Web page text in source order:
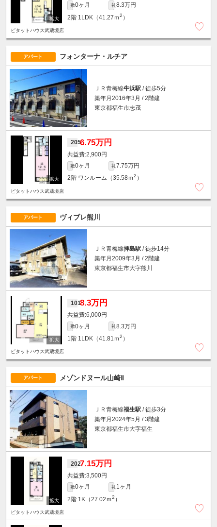
敷0ヶ月 礼8.3万円
2階 1LDK（41.27ｍ2 ）
ピタットハウス武蔵境店
アパート フォンターナ・ルチア
ＪＲ青梅線牛浜駅 / 徒歩5分
築年月2016年3月 / 2階建
東京都福生市志茂
2056.75万円
2,900円
敷0ヶ月 礼7.75万円
2階 ワンルーム（35.58ｍ2 ）
ピタットハウス武蔵境店
アパート ヴィブレ熊川
ＪＲ青梅線拝島駅 / 徒歩14分
築年月2009年3月 / 2階建
東京都福生市大字熊川
1018.3万円
6,000円
敷0ヶ月 礼8.3万円
1階 1LDK（41.81ｍ2 ）
ピタットハウス武蔵境店
アパート メゾンドヌール山崎Ⅱ
ＪＲ青梅線福生駅 / 徒歩3分
築年月2024年5月 / 3階建
東京都福生市大字福生
2027.15万円
3,500円
敷0ヶ月 礼1ヶ月
2階 1K（27.02ｍ2 ）
ピタットハウス武蔵境店